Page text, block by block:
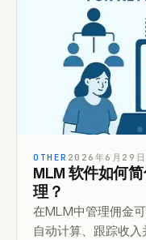
OTHER 2026年6月29日
MLM 软件如何
理？
在MLM中管理佣金
自动计算、跟踪收